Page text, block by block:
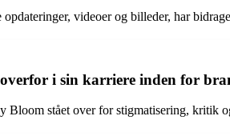
videoer og billeder, har
i sin karriere inden for
stået over for stigmatisering, kritik